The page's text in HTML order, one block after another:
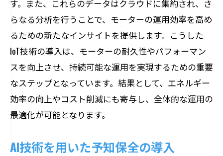
す。また、これらのデータはクラウドに集約され、さ
らなる分析を行うことで、モーターの運用効率を高め
るための新たなインサイトを提供します。こうした
IoT技術の導入は、モーターの耐久性やパフォーマン
スを向上させ、持続可能な運用を実現するための重要
なステップとなっています。結果として、エネルギー
効率の向上やコスト削減にも寄与し、全体的な運用の
最適化が可能となります。
AI技術を用いた予知保全の導入